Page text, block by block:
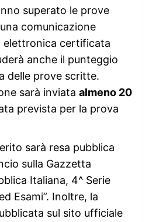
superato le prove
comunicazione
elettronica certificata
anche il punteggio
delle prove scritte.
sarà inviata almeno 20
prevista per la prova
sarà resa pubblica
sulla Gazzetta
Italiana, 4^ Serie
Esami”. Inoltre, la
sul sito ufficiale